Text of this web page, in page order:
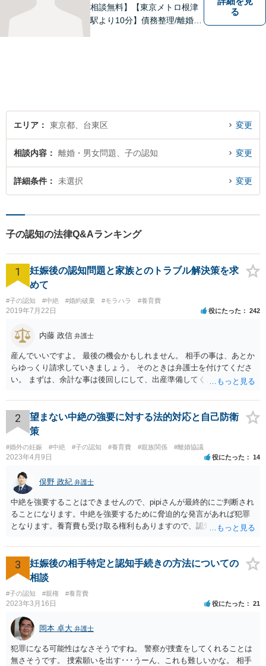
相談無料】【東京メトロ根津
駅より10分】債務整理/離婚問
る
エリア 東京都、台東区 変更
相談内容 離婚・男女問題、子の認知 変更
詳細条件 未選択 変更
子の認知の法律Q&Aランキング
1
妊娠後の認知問題と家族とのトラブル解決策を求
めて
#子の認知 #中絶 #婚約破棄 #モラハラ #養育費
2019年7月22日 役にたった 242
内藤 政信 弁護士
産んでいいですよ。 最後の機会かもしれません。 相手の事は、あとか
らゆっくり請求していきましょう。 そのときは弁護士を付けてくださ
い。 まずは、余計な事は後回しにして、出産準備してください。
2
望まない中絶の強要に対する法的対応と自己防衛
策
#婚外の妊娠 #中絶 #子の認知 #養育費 #親族関係 #離婚協議
2023年4月9日 役にたった 14
俣野 政紀 弁護士
中絶を強要することはできませんので、pipiさんが最終的にご判断され
ることになります。中絶を強要するために脅迫的な発言があれば犯罪
となります。養育費も受け取る権利もありますので、認知等につきお
勧めします。
3
妊娠後の相手特定と認知手続きの方法についての
相談
#子の認知 #親権 #養育費
2023年3月16日 役にたった 21
岡本 卓大 弁護士
犯罪になる可能性はなさそうですね。 警察が捜査をしてくれることは
無さそうです。 捜索願いを出す･･･うーん、これも難しいかな。 相手